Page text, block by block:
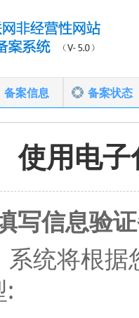
备案信息 备案状态
使用电
写信息验
系统将根据
: